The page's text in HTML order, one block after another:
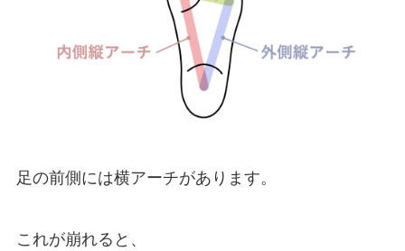
足の前側には横アーチがあります。
これが崩れると、